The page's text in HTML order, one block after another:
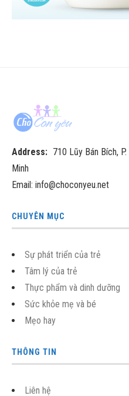
Address: 710 Lũy Bán Bích, P.
Minh
Email: info@choconyeu.net
CHUYÊN MỤC
Sự phát triển của trẻ
Tâm lý của trẻ
Thực phẩm và dinh dưỡng
Sức khỏe mẹ và bé
Mẹo hay
THÔNG TIN
Liên hệ